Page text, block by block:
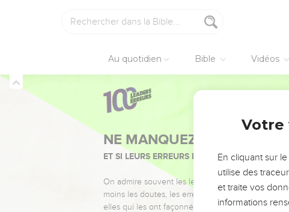
Au quotidien Bible Vidéos
NE MANQUEZ PAS
ET SI LEURS ERREURS POUVAIENT VOUS
On admire souvent les leaders pour leurs
moins les doutes, les erreurs et les saisons
elles qui les ont façonnés.
Votre
En cliquant sur
utilise des
et traite vos
informations